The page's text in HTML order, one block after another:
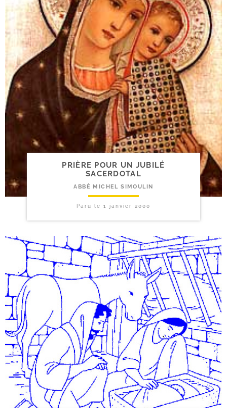
PRIÈRE POUR UN JUBILÉ
SACERDOTAL
ABBÉ MICHEL SIMOULIN
Paru le 1 janvier 2000